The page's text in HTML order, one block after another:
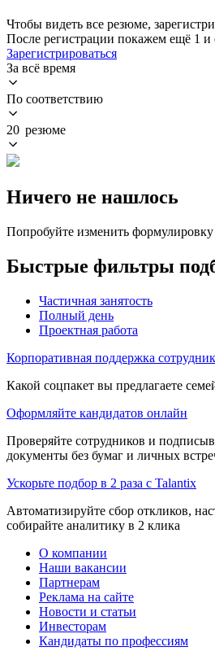
Чтобы видеть все резюме,
После регистрации покажем ещё 1 и
Зарегистрироваться
За всё время
По соответствию
20 резюме
Ничего не нашлось
Попробуйте изменить
Быстрые фильтры
Частичная занятость
Полный день
Проектная работа
Корпоративная поддержка
Какой соцпакет вы предлагаете
Оформляйте кандидатов онлайн
Проверяйте сотрудников и
документы без бумаг и личных
Ускорьте подбор в 2 раза с Talantix
Автоматизируйте сбор откликов,
собирайте аналитику в 2 клика
О компании
Наши вакансии
Партнерам
Реклама на сайте
Новости и статьи
Инвесторам
Кандидаты по профессиям